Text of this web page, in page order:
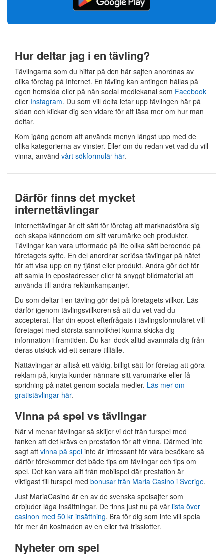
Hur deltar jag i en tävling?
Tävlingarna som du hittar på den här sajten anordnas av
olika företag på Internet. En tävling kan antingen hållas på
egen hemsida eller på nån social mediekanal som Facebook
eller Instagram. Du som vill delta letar upp tävlingen här på
sidan och klickar dig sen vidare för att läsa mer om hur man
deltar.
Kom igång genom att använda menyn längst upp med de
olika kategorierna av vinster. Eller om du redan vet vad du vill
vinna, använd vårt sökformulär här.
Därför finns det mycket
internettävlingar
Internettävlingar är ett sätt för företag att marknadsföra sig
och skapa kännedom om sitt varumärke och produkter.
Tävlingar kan vara utformade på lite olika sätt beroende på
företagets syfte. En del anordnar seriösa tävlingar på nätet
för att visa upp en ny tjänst eller produkt. Andra gör det för
att samla in epostadresser eller få snyggt bildmaterial att
använda till andra reklamkampanjer.
Du som deltar i en tävling gör det på företagets villkor. Läs
därför igenom tävlingsvillkoren så att du vet vad du
accepterat. Har din epost efterfrågats i tävlingsformuläret vill
företaget med största sannolikhet kunna skicka dig
information i framtiden. Du kan dock alltid avanmäla dig från
deras utskick vid ett senare tillfälle.
Nättävlingar är alltså ett väldigt billigt sätt för företag att göra
reklam på, knyta kunder närmare sitt varumärke eller få
spridning på nätet genom sociala medier. Läs mer om
gratistävlingar här.
Vinna på spel vs tävlingar
När vi menar tävlingar så skiljer vi det från turspel med
tanken att det krävs en prestation för att vinna. Därmed inte
sagt att vinna på spel inte är intressant för våra besökare så
därför förekommer det både tips om tävlingar och tips om
spel. Det kan vara allt från mobilspel där prestation är
viktigast till turspel med bonusar från Maria Casino i Sverige.
Just MariaCasino är en av de svenska spelsajter som
erbjuder låga insättningar. De finns just nu på vår lista över
casinon med 50 kr insättning. Bra för dig som inte vill spela
för mer än kostnaden av en eller två trisslotter.
Nyheter om spel